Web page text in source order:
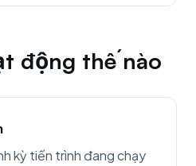
động thế nào
kỳ tiến trình đang chạy